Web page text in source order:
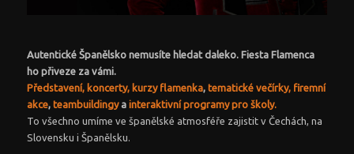
Autentické Španělsko nemusíte hledat daleko. Fiesta Flamenca
ho přiveze za vámi.
Představení, koncerty, kurzy flamenka,tematické večírky, firemní
akce,teambuildingyainteraktivní programy pro školy.
To všechno umíme ve španělské atmosféře zajistit v Čechách, na
Slovensku i Španělsku.